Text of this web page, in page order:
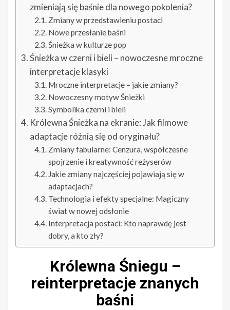
zmieniają się baśnie dla nowego pokolenia?
Zmiany w przedstawieniu postaci
Nowe przesłanie baśni
Śnieżka w kulturze pop
Śnieżka w czerni i bieli – nowoczesne mroczne
interpretacje klasyki
Mroczne interpretacje – jakie zmiany?
Nowoczesny motyw Śnieżki
Symbolika czerni i bieli
Królewna Śnieżka na ekranie: Jak filmowe
adaptacje różnią się od oryginału?
Zmiany fabularne: Cenzura, współczesne
spojrzenie i kreatywność reżyserów
Jakie zmiany najczęściej pojawiają się w
adaptacjach?
Technologia i efekty specjalne: Magiczny
świat w nowej odsłonie
Interpretacja postaci: Kto naprawdę jest
dobry, a kto zły?
Królewna Śniegu –
reinterpretacje znanych
baśni